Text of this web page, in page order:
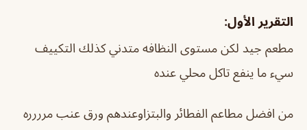
التقرير الأول:
مطعم جيد لكن مستوى النظافه متدني كذلك التكييف
سيء ما ينفع تاكل محلي عنده
من افضل مطاعم الفطائر والبتزاوعندهم ورق عنب مرررره